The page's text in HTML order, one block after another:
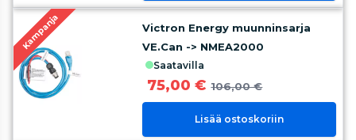
Kampanja
Victron Energy muunninsarja
VE.Can -> NMEA2000
saatavilla
75,00 € 106,00 €
Lisää ostoskoriin